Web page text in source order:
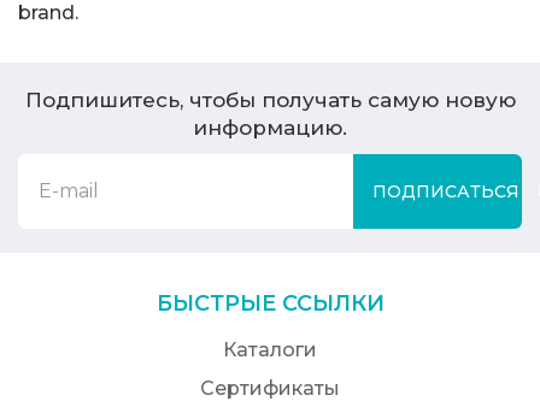
brand.
Подпишитесь, чтобы получать самую новую
информацию.
ПОДПИСАТЬСЯ
БЫСТРЫЕ ССЫЛКИ
Каталоги
Сертификаты